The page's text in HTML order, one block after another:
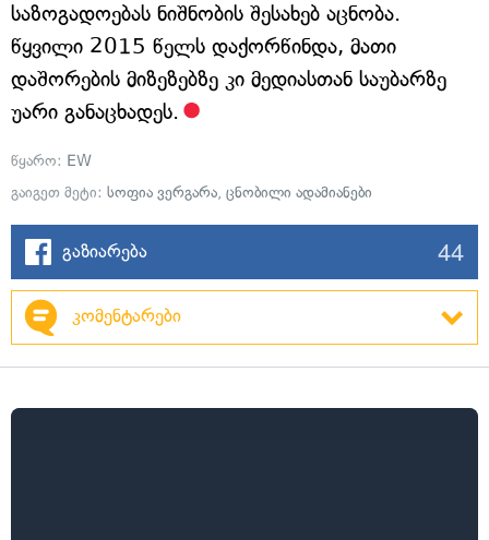
საზოგადოებას ნიშნობის შესახებ აცნობა.
წყვილი 2015 წელს დაქორწინდა, მათი
დაშორების მიზეზებზე კი მედიასთან საუბარზე
უარი განაცხადეს.
წყარო: EW
გაიგეთ მეტი: სოფია ვერგარა, ცნობილი ადამიანები
გაზიარება 44
კომენტარები